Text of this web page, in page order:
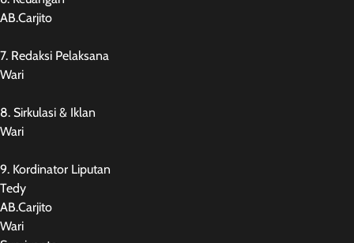
AB.Carjito
7. Redaksi Pelaksana
Wari
8. Sirkulasi & Iklan
Wari
9. Kordinator Liputan
Tedy
AB.Carjito
Wari